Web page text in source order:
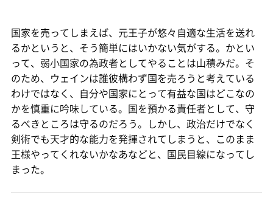
国家を売ってしまえば、元王子が悠々自適な生活を送れ
るかというと、そう簡単にはいかない気がする。かとい
って、弱小国家の為政者としてやることは山積みだ。そ
のため、ウェインは誰彼構わず国を売ろうと考えている
わけではなく、自分や国家にとって有益な国はどこなの
かを慎重に吟味している。国を預かる責任者として、守
るべきところは守るのだろう。しかし、政治だけでなく
剣術でも天才的な能力を発揮されてしまうと、このまま
王様やってくれないかなあなどと、国民目線になってし
まった。